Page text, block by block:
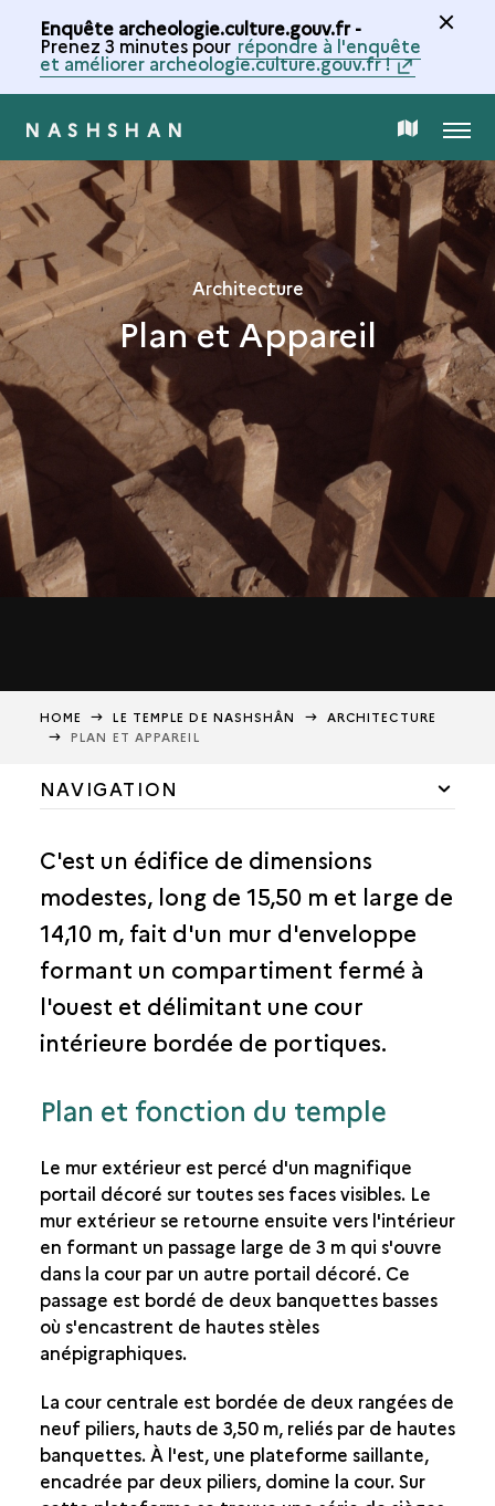
Enquête archeologie.culture.gouv.fr -
Prenez 3 minutes pour répondre à l'enquête
et améliorer archeologie.culture.gouv.fr !
NASHSHAN CARTE
DE
LA
COLLECTION
MENU
Architecture
Plan et Appareil
HOME LE TEMPLE DE NASHSHÂN
ARCHITECTURE
PLAN ET APPAREIL
NAVIGATION
PLAN ET APPAREIL
LE PORTAIL D’ENTRÉE
LA COUVERTURE
AS-SAWDÂ’ ET LES AUTRES TEMPLES DU JAWF
C'est un édifice de dimensions
modestes, long de 15,50 m et large de
14,10 m, fait d'un mur d'enveloppe
formant un compartiment fermé à
l'ouest et délimitant une cour
intérieure bordée de portiques.
Plan et fonction du temple
Le mur extérieur est percé d'un magnifique
portail décoré sur toutes ses faces visibles. Le
mur extérieur se retourne ensuite vers l'intérieur
en formant un passage large de 3 m qui s'ouvre
dans la cour par un autre portail décoré. Ce
passage est bordé de deux banquettes basses
où s'encastrent de hautes stèles
anépigraphiques.
La cour centrale est bordée de deux rangées de
neuf piliers, hauts de 3,50 m, reliés par de hautes
banquettes. À l'est, une plateforme saillante,
encadrée par deux piliers, domine la cour. Sur